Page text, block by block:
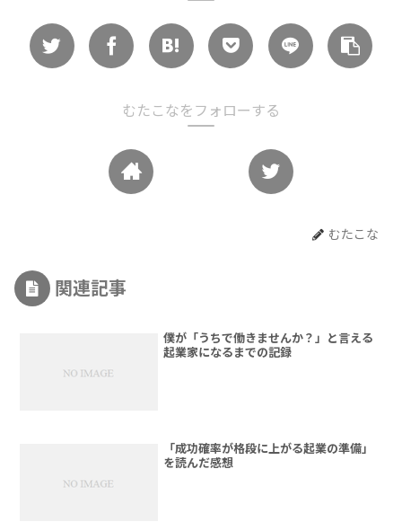
むたこなをフォローする
むたこな
関連記事
僕が「うちで働きませんか？」と言える
起業家になるまでの記録
「成功確率が格段に上がる起業の準備」
を読んだ感想